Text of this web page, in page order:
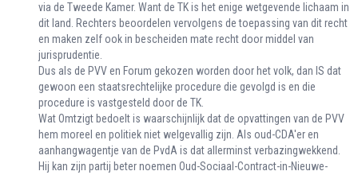
via de Tweede Kamer. Want de TK is het enige wetgevende lichaam in
dit land. Rechters beoordelen vervolgens de toepassing van dit recht
en maken zelf ook in bescheiden mate recht door middel van
jurisprudentie.
Dus als de PVV en Forum gekozen worden door het volk, dan IS dat
gewoon een staatsrechtelijke procedure die gevolgd is en die
procedure is vastgesteld door de TK.
Wat Omtzigt bedoelt is waarschijnlijk dat de opvattingen van de PVV
hem moreel en politiek niet welgevallig zijn. Als oud-CDA'er en
aanhangwagentje van de PvdA is dat allerminst verbazingwekkend.
Hij kan zijn partij beter noemen Oud-Sociaal-Contract-in-Nieuwe-